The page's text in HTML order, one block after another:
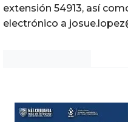
extensión 54913, así
electrónico a